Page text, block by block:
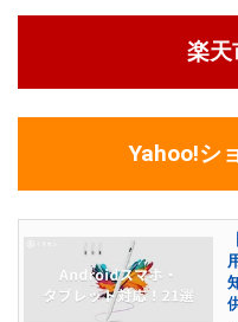
楽天
Yahoo!シ